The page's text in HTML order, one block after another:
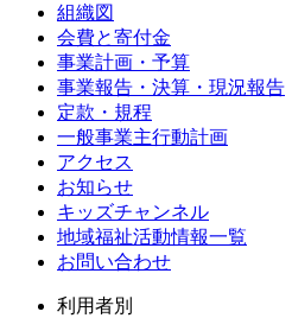
募
集
組織図
会費と寄付金
事業計画・予算
事業報告・決算・現況報告
定款・規程
一般事業主行動計画
アクセス
お知らせ
キッズチャンネル
地域福祉活動情報一覧
お問い合わせ
利用者別